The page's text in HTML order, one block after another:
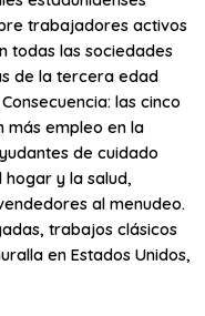
trabajadores activos
todas las sociedades
de la tercera edad
las cinco
más empleo en la
de cuidado
y la salud,
al menudeo.
trabajos clásicos
en Estados Unidos,